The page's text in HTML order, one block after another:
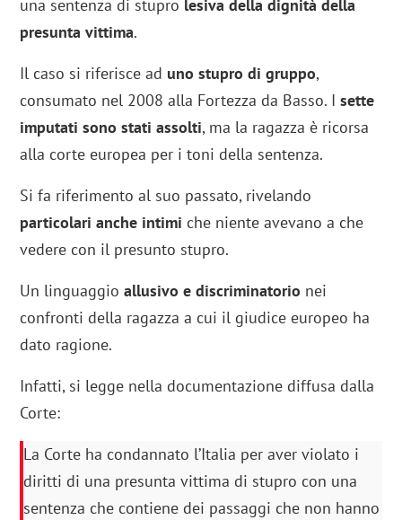
una sentenza di stupro lesiva della dignità della
presunta vittima.
Il caso si riferisce ad uno stupro di gruppo,
consumato nel 2008 alla Fortezza da Basso. Isette
imputati sono stati assolti, ma la ragazza è ricorsa
alla corte europea per i toni della sentenza.
Si fa riferimento al suo passato, rivelando
particolari anche intimi che niente avevano a che
vedere con il presunto stupro.
Un linguaggioallusivo e discriminatorio nei
confronti della ragazza a cui il giudice europeo ha
dato ragione.
Infatti, si legge nella documentazione diffusa dalla
Corte:
La Corte ha condannato l’Italia per aver violato i
diritti di una presunta vittima di stupro con una
sentenza che contiene dei passaggi che non hanno